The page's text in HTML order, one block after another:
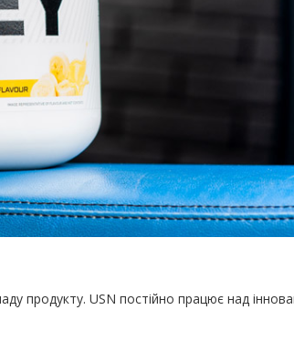
продукту. USN постійно працює над